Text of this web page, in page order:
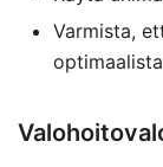
Varmista,